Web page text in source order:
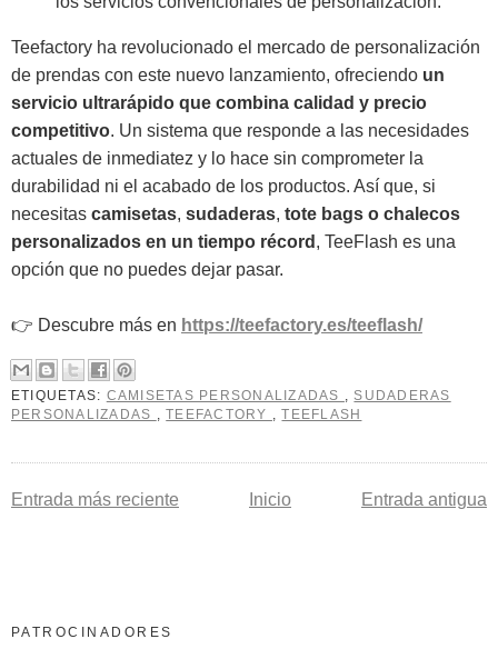
Teefactory ha revolucionado el mercado de personalización
de prendas con este nuevo lanzamiento, ofreciendo un
servicio ultrarápido que combina calidad y precio
competitivo. Un sistema que responde a las necesidades
actuales de inmediatez y lo hace sin comprometer la
durabilidad ni el acabado de los productos. Así que, si
necesitas camisetas, sudaderas, tote bags o chalecos
personalizados en un tiempo récord , TeeFlash es una
opción que no puedes dejar pasar.
👉 Descubre más en https://teefactory.es/teeflash/
ETIQUETAS: CAMISETAS PERSONALIZADAS ,SUDADERAS
PERSONALIZADAS ,TEEFACTORY ,TEEFLASH
Entrada más reciente Entrada antigua
Inicio
PATROCINADORES